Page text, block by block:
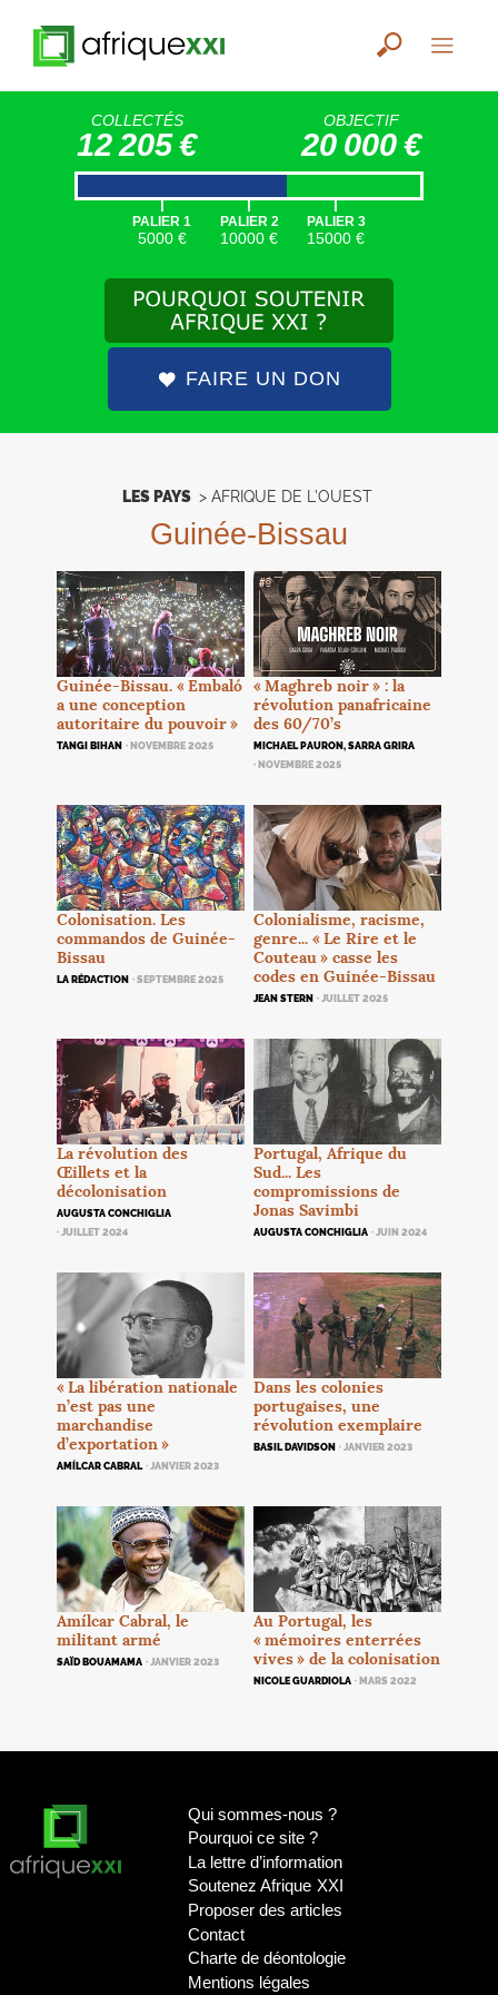
COLLECTÉS
12 205 €
OBJECTIF
20 000 €
|
PALIER 1
5000 €
|
PALIER 2
10000 €
|
PALIER 3
15000 €
FAIRE UN DON
LES PAYS > AFRIQUE DE L’OUEST
Guinée-Bissau
Guinée-Bissau. «Embaló
a une conception
autoritaire du pouvoir»
TANGI BIHAN · NOVEMBRE 2025
«Maghreb noir» : la
révolution panafricaine
des 60/70’s
MICHAEL PAURON, SARRA GRIRA
· NOVEMBRE 2025
Colonisation. Les
commandos de Guinée-
Bissau
LA RÉDACTION · SEPTEMBRE 2025
Colonialisme, racisme,
genre... «Le Rire et le
Couteau» casse les
codes en Guinée-Bissau
JEAN STERN · JUILLET 2025
La révolution des
Œillets et la
décolonisation
AUGUSTA CONCHIGLIA
· JUILLET 2024
Portugal, Afrique du
Sud... Les
compromissions de
Jonas Savimbi
AUGUSTA CONCHIGLIA · JUIN 2024
«La libération nationale
n’est pas une
marchandise
d’exportation»
AMÍLCAR CABRAL · JANVIER 2023
Dans les colonies
portugaises, une
révolution exemplaire
BASIL DAVIDSON · JANVIER 2023
Amílcar Cabral, le
militant armé
SAÏD BOUAMAMA · JANVIER 2023
Au Portugal, les
«mémoires enterrées
vives» de la colonisation
NICOLE GUARDIOLA · MARS 2022
Qui sommes-nous ?
Pourquoi ce site ?
La lettre d’information
Soutenez Afrique XXI
Proposer des articles
Contact
Charte de déontologie
Mentions légales